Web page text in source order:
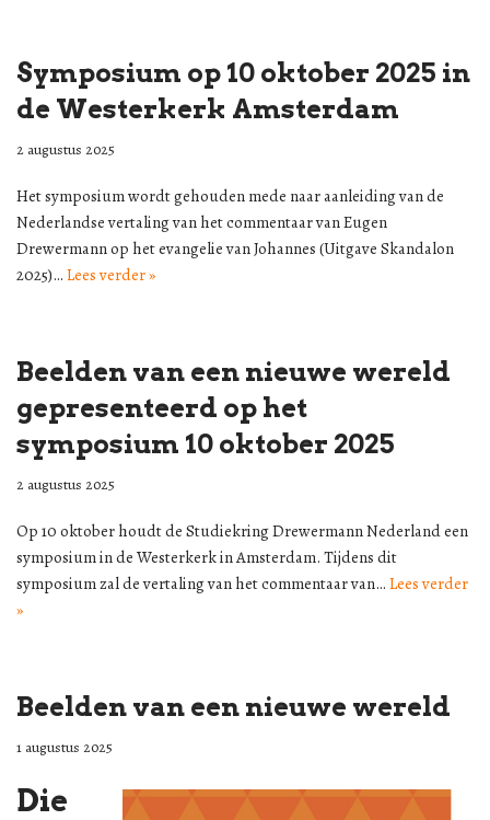
Symposium op 10 oktober 2025 in
de Westerkerk Amsterdam
2 augustus 2025
Het symposium wordt gehouden mede naar aanleiding van de
Nederlandse vertaling van het commentaar van Eugen
Drewermann op het evangelie van Johannes (Uitgave Skandalon
2025)… Lees verder »
Beelden van een nieuwe wereld
gepresenteerd op het
symposium 10 oktober 2025
2 augustus 2025
Op 10 oktober houdt de Studiekring Drewermann Nederland een
symposium in de Westerkerk in Amsterdam. Tijdens dit
symposium zal de vertaling van het commentaar van… Lees verder
»
Beelden van een nieuwe wereld
1 augustus 2025
Die